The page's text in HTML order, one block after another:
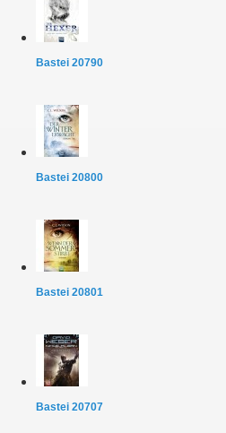
Bastei 20790
Bastei 20800
Bastei 20801
Bastei 20707